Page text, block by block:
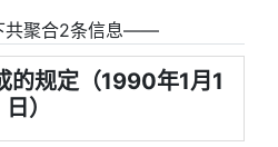
聚合2条信息――
的规定（1990年1月1
日）